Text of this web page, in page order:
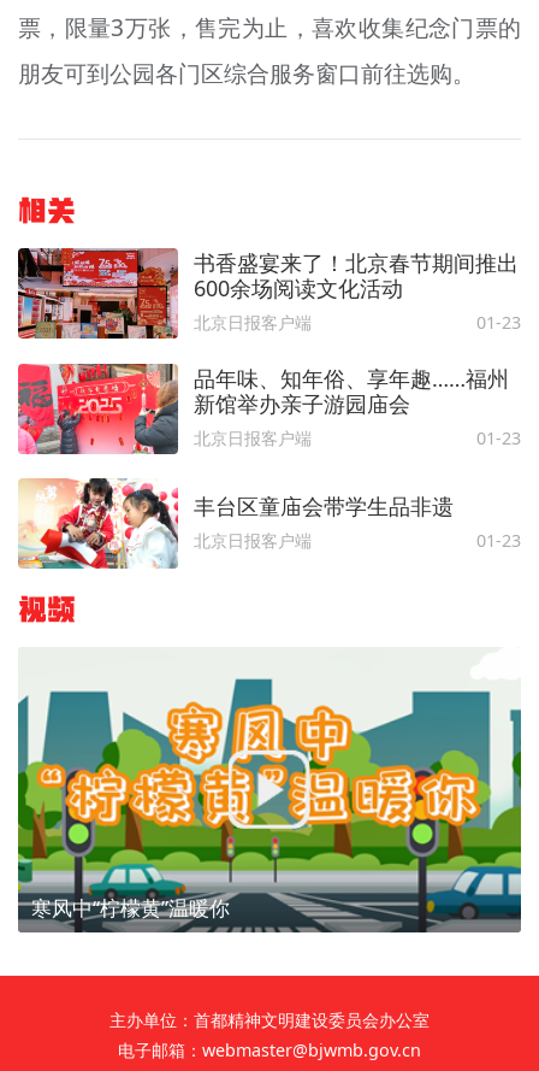
票，限量3万张，售完为止，喜欢收集纪念门票的
朋友可到公园各门区综合服务窗口前往选购。
相关
书香盛宴来了！北京春节期间推出
600余场阅读文化活动
北京日报客户端 01-23
品年味、知年俗、享年趣……福州
新馆举办亲子游园庙会
北京日报客户端 01-23
丰台区童庙会带学生品非遗
北京日报客户端 01-23
视频
寒风中“柠檬黄”温暖你
主办单位：首都精神文明建设委员会办公室
电子邮箱：webmaster@bjwmb.gov.cn